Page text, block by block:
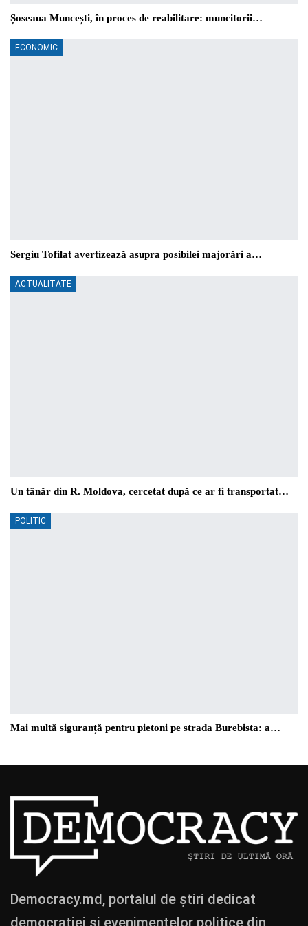
Șoseaua Muncești, în proces de reabilitare: muncitorii…
ECONOMIC
Sergiu Tofilat avertizează asupra posibilei majorări a…
ACTUALITATE
Un tânăr din R. Moldova, cercetat după ce ar fi transportat…
POLITIC
Mai multă siguranță pentru pietoni pe strada Burebista: a…
Democracy.md, portalul de știri dedicat
democrației și evenimentelor politice din